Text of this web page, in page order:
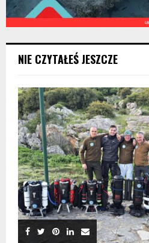
NIE CZYTAŁEŚ JESZCZE